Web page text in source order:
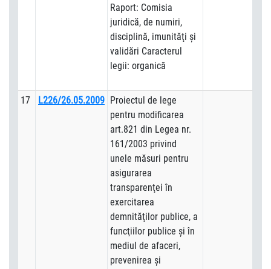
Raport: Comisia
juridică, de numiri,
disciplină, imunităţi şi
validări Caracterul
legii: organică
17 L226/26.05.2009 Proiectul de lege
pentru modificarea
art.821 din Legea nr.
161/2003 privind
unele măsuri pentru
asigurarea
transparenţei în
exercitarea
demnităţilor publice, a
funcţiilor publice şi în
mediul de afaceri,
prevenirea şi